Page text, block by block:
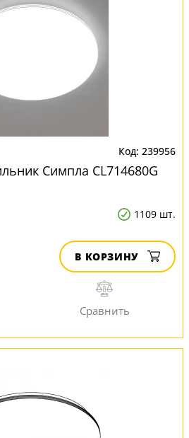
239956
Симпла CL714680G
1109 шт.
В КОРЗИНУ